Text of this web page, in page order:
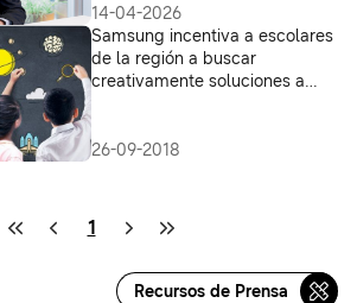
14-04-2026
Samsung incentiva a escolares
de la región a buscar
creativamente soluciones a
educación escolar
26-09-2018
1
Recursos de Prensa